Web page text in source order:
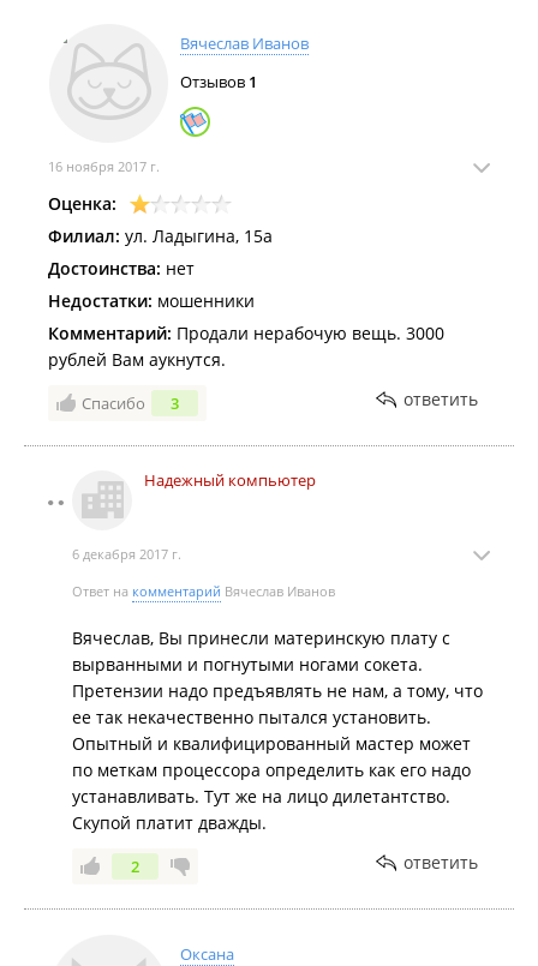
Вячеслав Иванов
Отзывов 1
16 ноября 2017 г.
Оценка:
Филиал: ул. Ладыгина, 15а
Достоинства: нет
Недостатки: мошенники
Комментарий: Продали нерабочую вещь. 3000
рублей Вам аукнутся.
Спасибо 3 ответить
Надежный компьютер
6 декабря 2017 г.
Ответ на комментарий Вячеслав Иванов
Вячеслав, Вы принесли материнскую плату с
вырванными и погнутыми ногами сокета.
Претензии надо предъявлять не нам, а тому, что
ее так некачественно пытался установить.
Опытный и квалифицированный мастер может
по меткам процессора определить как его надо
устанавливать. Тут же на лицо дилетантство.
Скупой платит дважды.
2 ответить
Оксана